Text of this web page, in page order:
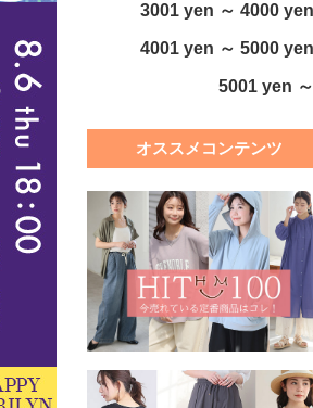
3001 yen ～ 4000 yen
4001 yen ～ 5000 yen
5001 yen ～
オススメコンテンツ